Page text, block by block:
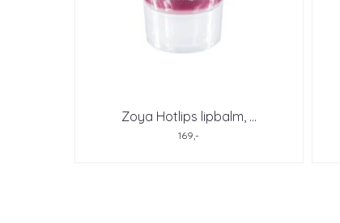
Zoya Hotlips lipbalm, ...
169,-